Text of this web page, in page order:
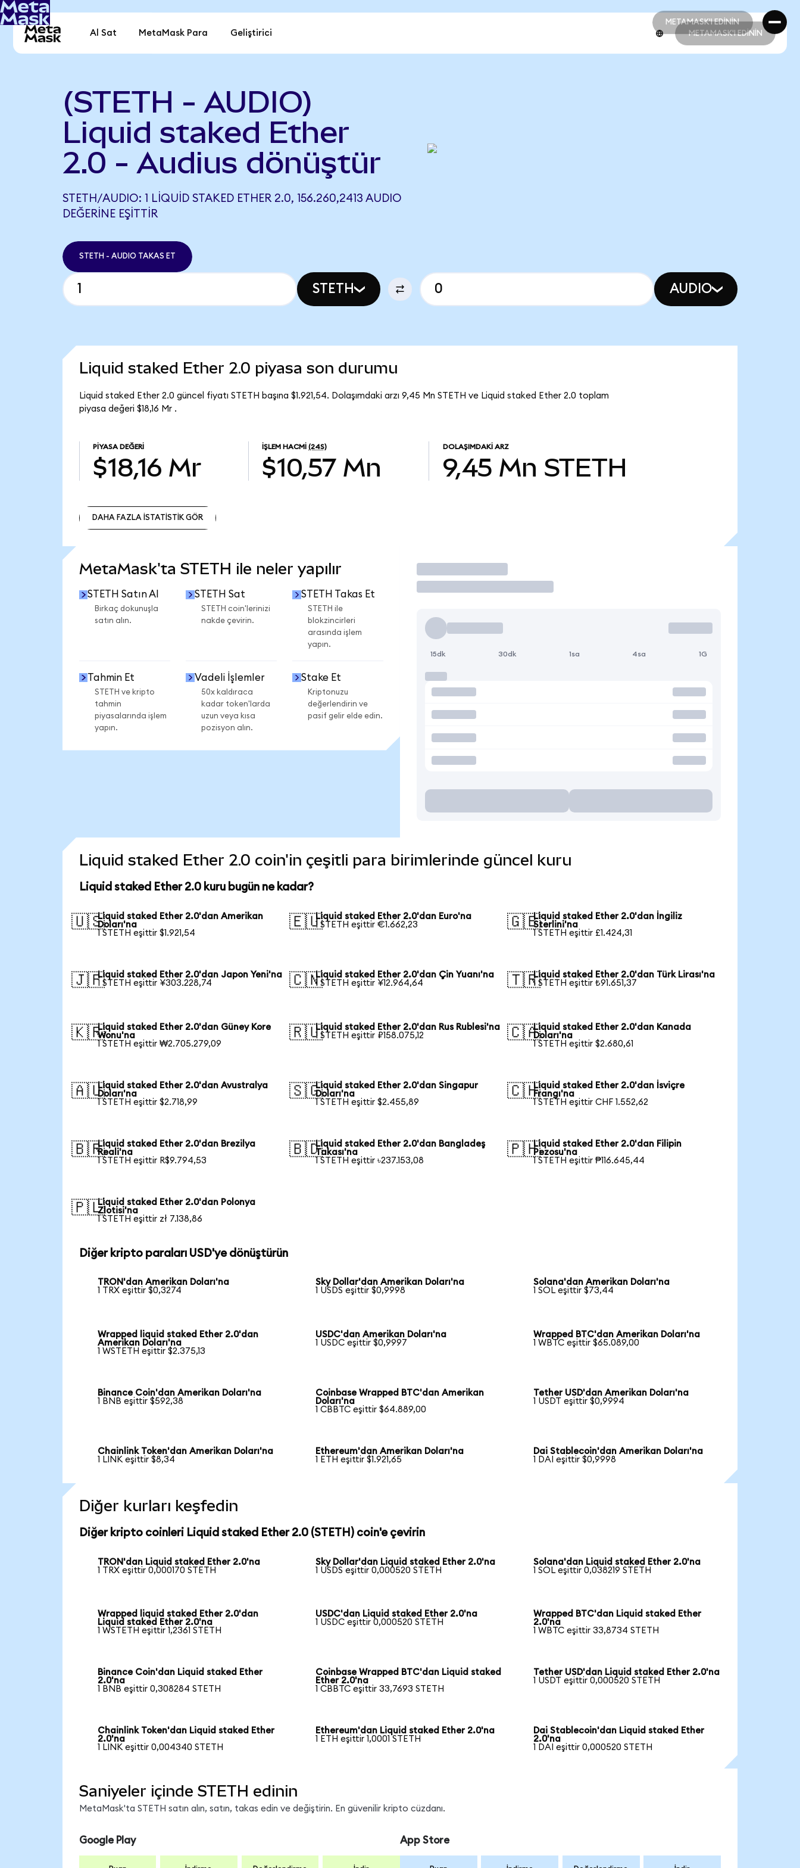
METAMASK'I EDİNİN
METAMASK'I EDİNİN
Al Sat MetaMask Para Geliştirici METAMASK'I EDİNİN
(STETH - AUDIO)
Liquid staked Ether
2.0 - Audius dönüştür
STETH/AUDIO: 1 LIQUID STAKED ETHER 2.0, 156.260,2413 AUDIO
DEĞERINE EŞITTIR
STETH - AUDIO TAKAS ET
STETH AUDIO
Liquid staked Ether 2.0 piyasa son durumu
Liquid staked Ether 2.0 güncel fiyatı STETH başına $1.921,54. Dolaşımdaki arzı 9,45 Mn STETH ve Liquid staked Ether 2.0 toplam
piyasa değeri $18,16 Mr .
PIYASA DEĞERI
$18,16 Mr
İŞLEM HACMI (24S)
$10,57 Mn
DOLAŞIMDAKI ARZ
9,45 Mn STETH
DAHA FAZLA İSTATİSTİK GÖR
MetaMask'ta STETH ile neler yapılır
STETH Satın Al
Birkaç dokunuşla
satın alın.
STETH Sat
STETH coin'lerinizi
nakde çevirin.
STETH Takas Et
STETH ile
blokzincirleri
arasında işlem
yapın.
Tahmin Et
STETH ve kripto
tahmin
piyasalarında işlem
yapın.
Vadeli İşlemler
50x kaldıraca
kadar token'larda
uzun veya kısa
pozisyon alın.
Stake Et
Kriptonuzu
değerlendirin ve
pasif gelir elde edin.
İşlem Yap
15dk 30dk 1sa 4sa 1G
Liquid staked Ether 2.0 coin'in çeşitli para birimlerinde güncel kuru
Liquid staked Ether 2.0 kuru bugün ne kadar?
🇺🇸Liquid staked Ether 2.0'dan Amerikan
Doları'na
1 STETH eşittir $1.921,54
🇪🇺Liquid staked Ether 2.0'dan Euro'na
1 STETH eşittir €1.662,23
🇬🇧Liquid staked Ether 2.0'dan İngiliz
Sterlini'na
1 STETH eşittir £1.424,31
🇯🇵Liquid staked Ether 2.0'dan Japon Yeni'na
1 STETH eşittir ¥303.228,74
🇨🇳Liquid staked Ether 2.0'dan Çin Yuanı'na
1 STETH eşittir ¥12.964,64
🇹🇷Liquid staked Ether 2.0'dan Türk Lirası'na
1 STETH eşittir ₺91.651,37
🇰🇷Liquid staked Ether 2.0'dan Güney Kore
Wonu'na
1 STETH eşittir ₩2.705.279,09
🇷🇺Liquid staked Ether 2.0'dan Rus Rublesi'na
1 STETH eşittir ₽158.075,12
🇨🇦Liquid staked Ether 2.0'dan Kanada
Doları'na
1 STETH eşittir $2.680,61
🇦🇺Liquid staked Ether 2.0'dan Avustralya
Doları'na
1 STETH eşittir $2.718,99
🇸🇬Liquid staked Ether 2.0'dan Singapur
Doları'na
1 STETH eşittir $2.455,89
🇨🇭Liquid staked Ether 2.0'dan İsviçre
Frangı'na
1 STETH eşittir CHF 1.552,62
🇧🇷Liquid staked Ether 2.0'dan Brezilya
Reali'na
1 STETH eşittir R$9.794,53
🇧🇩Liquid staked Ether 2.0'dan Bangladeş
Takası'na
1 STETH eşittir ৳237.153,08
🇵🇭Liquid staked Ether 2.0'dan Filipin
Pezosu'na
1 STETH eşittir ₱116.645,44
🇵🇱Liquid staked Ether 2.0'dan Polonya
Zlotisi'na
1 STETH eşittir zł 7.138,86
Diğer kripto paraları USD'ye dönüştürün
TRON'dan Amerikan Doları'na
1 TRX eşittir $0,3274
Sky Dollar'dan Amerikan Doları'na
1 USDS eşittir $0,9998
Solana'dan Amerikan Doları'na
1 SOL eşittir $73,44
Wrapped liquid staked Ether 2.0'dan
Amerikan Doları'na
1 WSTETH eşittir $2.375,13
USDC'dan Amerikan Doları'na
1 USDC eşittir $0,9997
Wrapped BTC'dan Amerikan Doları'na
1 WBTC eşittir $65.089,00
Binance Coin'dan Amerikan Doları'na
1 BNB eşittir $592,38
Coinbase Wrapped BTC'dan Amerikan
Doları'na
1 CBBTC eşittir $64.889,00
Tether USD'dan Amerikan Doları'na
1 USDT eşittir $0,9994
Chainlink Token'dan Amerikan Doları'na
1 LINK eşittir $8,34
Ethereum'dan Amerikan Doları'na
1 ETH eşittir $1.921,65
Dai Stablecoin'dan Amerikan Doları'na
1 DAI eşittir $0,9998
Diğer kurları keşfedin
Diğer kripto coinleri Liquid staked Ether 2.0 (STETH) coin'e çevirin
TRON'dan Liquid staked Ether 2.0'na
1 TRX eşittir 0,000170 STETH
Sky Dollar'dan Liquid staked Ether 2.0'na
1 USDS eşittir 0,000520 STETH
Solana'dan Liquid staked Ether 2.0'na
1 SOL eşittir 0,038219 STETH
Wrapped liquid staked Ether 2.0'dan
Liquid staked Ether 2.0'na
1 WSTETH eşittir 1,2361 STETH
USDC'dan Liquid staked Ether 2.0'na
1 USDC eşittir 0,000520 STETH
Wrapped BTC'dan Liquid staked Ether
2.0'na
1 WBTC eşittir 33,8734 STETH
Binance Coin'dan Liquid staked Ether
2.0'na
1 BNB eşittir 0,308284 STETH
Coinbase Wrapped BTC'dan Liquid staked
Ether 2.0'na
1 CBBTC eşittir 33,7693 STETH
Tether USD'dan Liquid staked Ether 2.0'na
1 USDT eşittir 0,000520 STETH
Chainlink Token'dan Liquid staked Ether
2.0'na
1 LINK eşittir 0,004340 STETH
Ethereum'dan Liquid staked Ether 2.0'na
1 ETH eşittir 1,0001 STETH
Dai Stablecoin'dan Liquid staked Ether
2.0'na
1 DAI eşittir 0,000520 STETH
Saniyeler içinde STETH edinin
MetaMask'ta STETH satın alın, satın, takas edin ve değiştirin. En güvenilir kripto cüzdanı.
Google Play App Store